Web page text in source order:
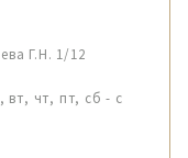
Г.Н. 1/12
вт, чт, пт, сб - с